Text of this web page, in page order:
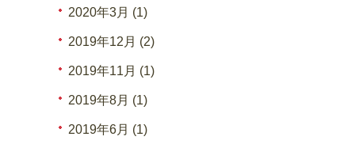
2020年3月 (1)
2019年12月 (2)
2019年11月 (1)
2019年8月 (1)
2019年6月 (1)